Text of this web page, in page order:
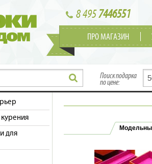
8 4957446551
ПРО МАГАЗИН
Поиск подарка
по цене:
для